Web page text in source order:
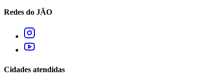
Redes do JÃO
Cidades atendidas